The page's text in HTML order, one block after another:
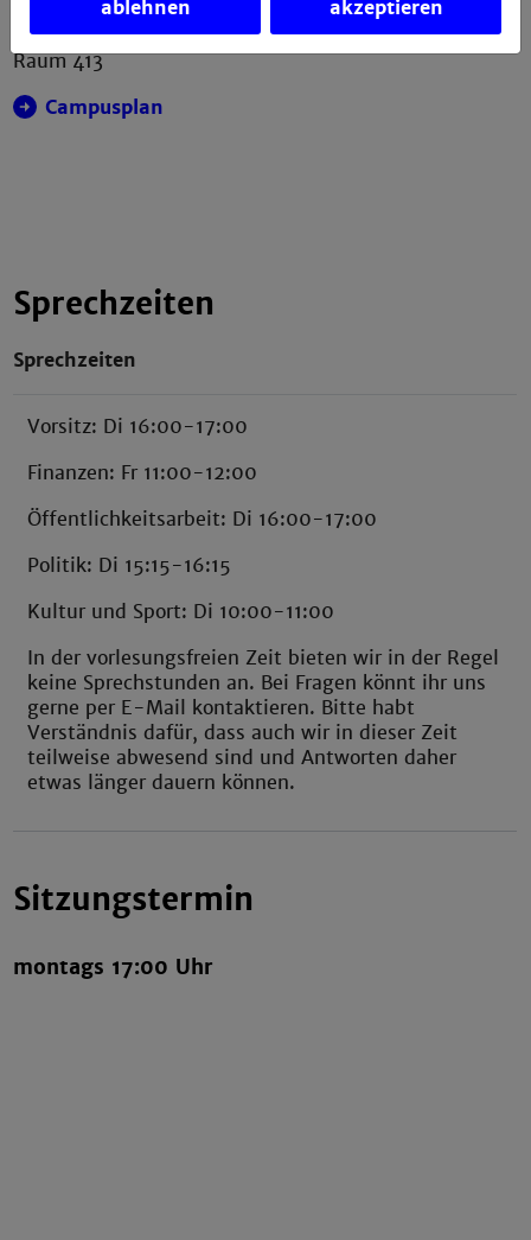
Gebäude W
4.OG
Raum 413
Campusplan
Sprechzeiten
Sprechzeiten
Vorsitz: Di 16:00-17:00
Finanzen: Fr 11:00-12:00
Öffentlichkeitsarbeit: Di 16:00-17:00
Politik: Di 15:15-16:15
Kultur und Sport: Di 10:00-11:00
In der vorlesungsfreien Zeit bieten wir in der Regel
keine Sprechstunden an. Bei Fragen könnt ihr uns
gerne per E-Mail kontaktieren. Bitte habt
Verständnis dafür, dass auch wir in dieser Zeit
teilweise abwesend sind und Antworten daher
etwas länger dauern können.
Sitzungstermin
montags 17:00 Uhr
ablehnen akzeptieren